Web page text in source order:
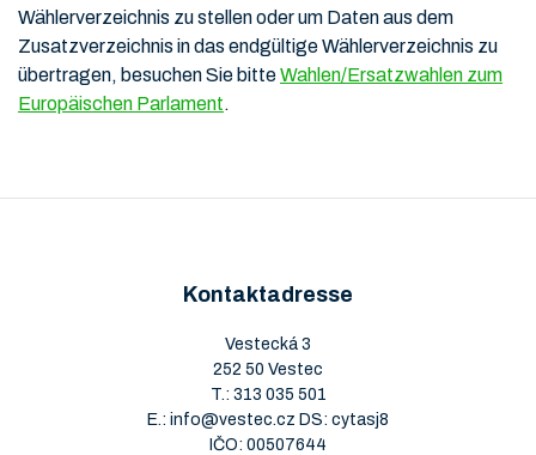
Wählerverzeichnis zu stellen oder um Daten aus dem
Zusatzverzeichnis in das endgültige Wählerverzeichnis zu
übertragen, besuchen Sie bitteWahlen/Ersatzwahlen zum
Europäischen Parlament.
Kontaktadresse
Vestecká 3
252 50 Vestec
T.: 313 035 501
E.: info@vestec.cz DS: cytasj8
IČO: 00507644